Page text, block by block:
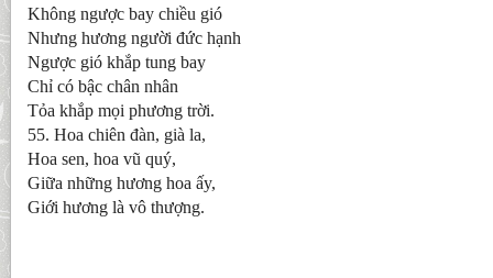
Không ngược bay chiều gió
Nhưng hương người đức hạnh
Ngược gió khắp tung bay
Chỉ có bậc chân nhân
Tỏa khắp mọi phương trời.
​55. Hoa chiên đàn, già la,
Hoa sen, hoa vũ quý,
Giữa những hương hoa ấy,
Giới hương là vô thượng.